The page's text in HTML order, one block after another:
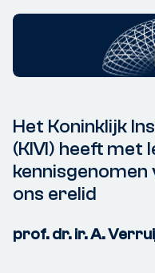
Het Koninklijk
(KIVI) heeft met
kennisgenomen
ons erelid
prof. dr. ir. A.